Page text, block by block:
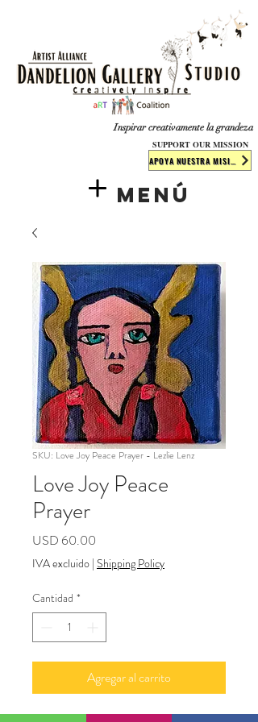
​​​Inspirar creativamente la grandeza
Menú
SUPPORT OUR MISSION
SKU: Love Joy Peace Prayer - Lezlie Lenz
Love Joy Peace
Prayer
USD 60.00
IVA excluido | Shipping Policy
Cantidad *
Agregar al carrito